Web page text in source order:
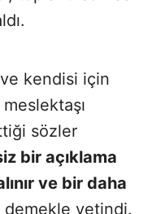
kendisi için
sözler
bir açıklama
ve bir daha
demekle yetindi.